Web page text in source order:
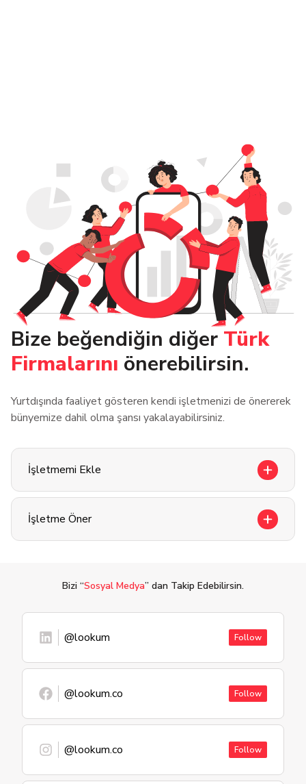
Bize beğendiğin diğer Türk
Firmalarını önerebilirsin.
Yurtdışında faaliyet gösteren kendi işletmenizi de önererek
bünyemize dahil olma şansı yakalayabilirsiniz.
İşletmemi Ekle
İşletme Öner
Bizi “Sosyal Medya” dan Takip Edebilirsin.
@lookum Follow
@lookum.co Follow
@lookum.co Follow